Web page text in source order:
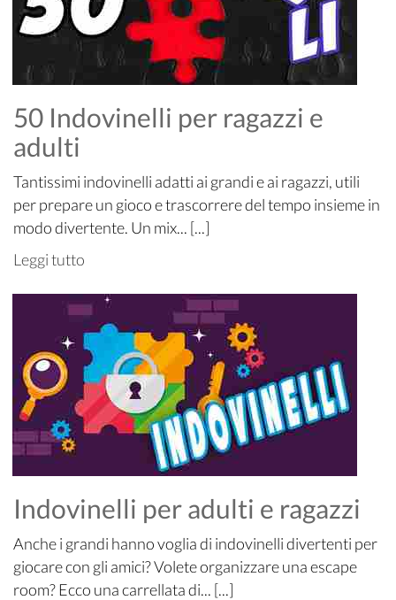
50 Indovinelli per ragazzi e
adulti
Tantissimi indovinelli adatti ai grandi e ai ragazzi, utili
per prepare un gioco e trascorrere del tempo insieme in
modo divertente. Un mix... [...]
Leggi tutto
Indovinelli per adulti e ragazzi
Anche i grandi hanno voglia di indovinelli divertenti per
giocare con gli amici? Volete organizzare una escape
room? Ecco una carrellata di... [...]